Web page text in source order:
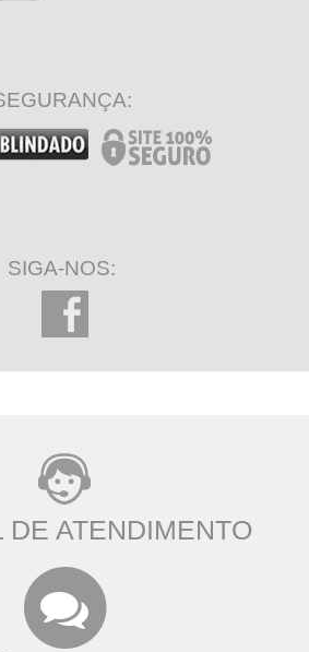
SIGA-NOS:
DE ATENDIMENTO